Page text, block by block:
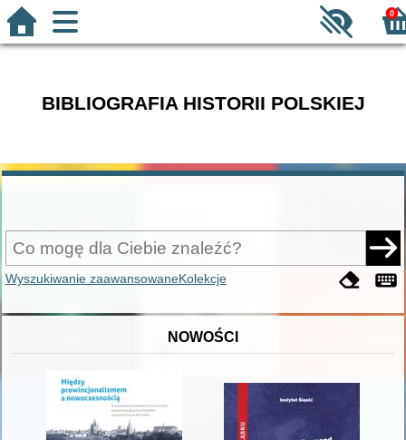
0
BIBLIOGRAFIA HISTORII POLSKIEJ
Wyszukiwanie zaawansowaneKolekcje
NOWOŚCI